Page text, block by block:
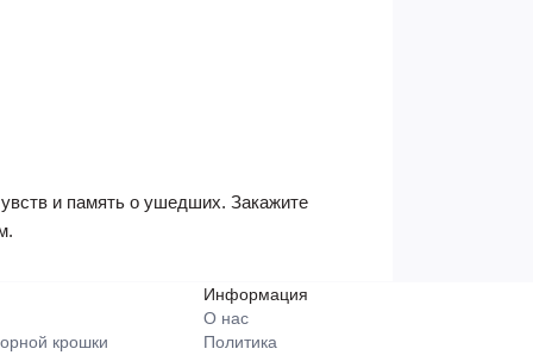
и память о ушедших. Закажите
крошки
Информация
О нас
Политика